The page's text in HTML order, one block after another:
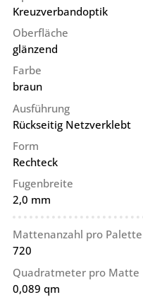
Kreuzverbandoptik
Oberfläche
glänzend
Farbe
braun
Ausführung
Rückseitig Netzverklebt
Form
Rechteck
Fugenbreite
2,0 mm
Mattenanzahl pro Palette
720
Quadratmeter pro Matte
0,089 qm